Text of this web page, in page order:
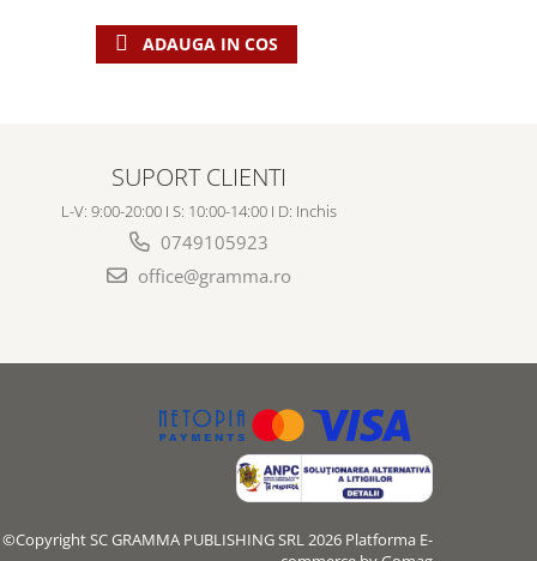
ADAUGA IN COS
SUPORT CLIENTI
L-V: 9:00-20:00 I S: 10:00-14:00 I D: Inchis
0749105923
office@gramma.ro
©Copyright SC GRAMMA PUBLISHING SRL 2026 Platforma E-